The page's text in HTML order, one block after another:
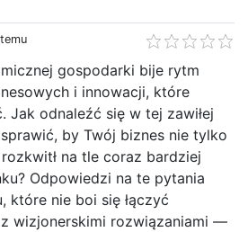
gospodarki bije rytm
i innowacji, które
Jak odnaleźć się w tej zawiłej
by Twój biznes nie tylko
na tle coraz bardziej
Odpowiedzi na te pytania
które nie boi się łączyć
wizjonerskimi rozwiązaniami —